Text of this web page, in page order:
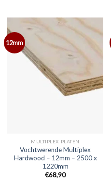
12mm
MULTIPLEX PLATEN
Vochtwerende Multiplex
Hardwood – 12mm – 2500 x
1220mm
€68,90